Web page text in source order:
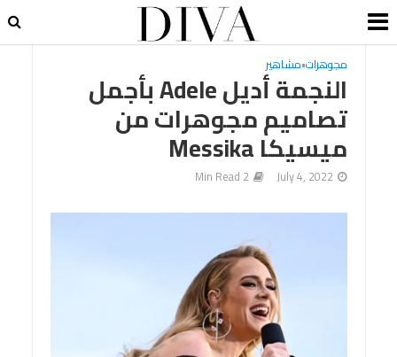
مجوهرات•مشاهير
النجمة أديل Adele بأجمل
تصاميم مجوهرات من
ميسيكا Messika
July 4, 2022
2 Min Read